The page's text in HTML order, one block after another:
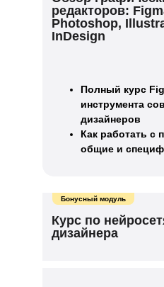
редакторов:
Photoshop,
InDesign
Полный курс
инструмента
дизайнеров
Как работать с
общие и
Курс по
дизайнера
Бонусный модуль